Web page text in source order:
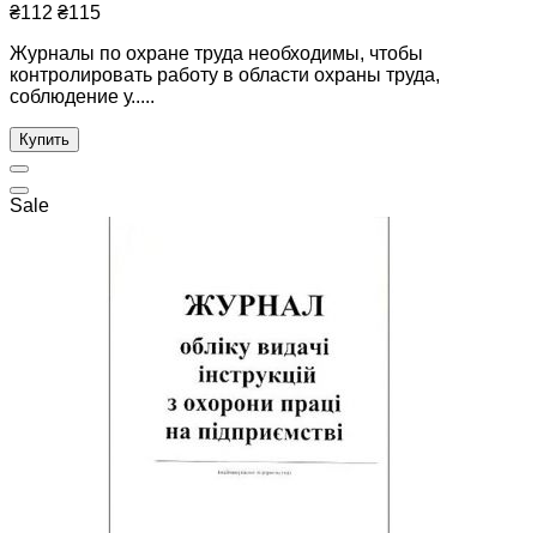
₴112 ₴115
Журналы по охране труда необходимы, чтобы
контролировать работу в области охраны труда,
соблюдение у.....
Купить
Sale